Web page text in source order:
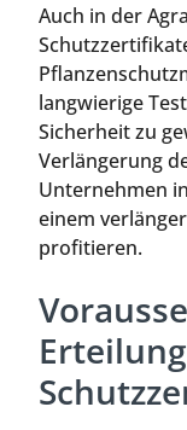
Auch in der
langwierige
Sicherheit zu
Verlängerung
Unternehmen
einem
profitieren.